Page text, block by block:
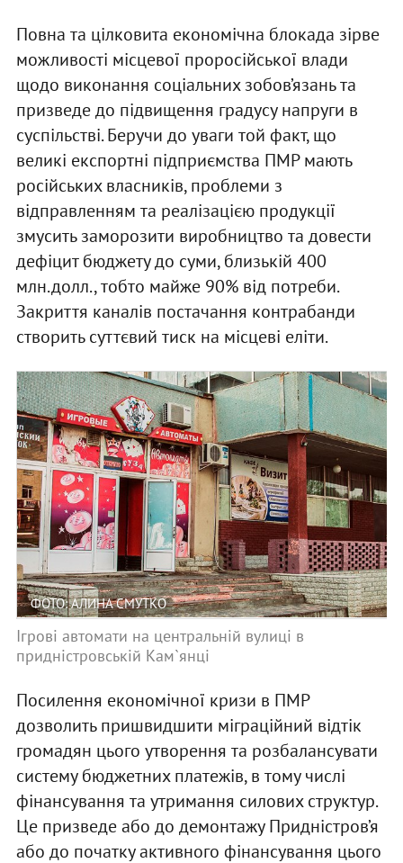
Повна та цілковита економічна блокада зірве
можливості місцевої проросійської влади
щодо виконання соціальних зобов’язань та
призведе до підвищення градусу напруги в
суспільстві. Беручи до уваги той факт, що
великі експортні підприємства ПМР мають
російських власників, проблеми з
відправленням та реалізацією продукції
змусить заморозити виробництво та довести
дефіцит бюджету до суми, близькій 400
млн.долл., тобто майже 90% від потреби.
Закриття каналів постачання контрабанди
створить суттєвий тиск на місцеві еліти.
ФОТО: АЛИНА СМУТКО
Ігрові автомати на центральній вулиці в
придністровській Кам`янці
Посилення економічної кризи в ПМР
дозволить пришвидшити міграційний відтік
громадян цього утворення та розбалансувати
систему бюджетних платежів, в тому числі
фінансування та утримання силових структур.
Це призведе або до демонтажу Придністров’я
або до початку активного фінансування цього